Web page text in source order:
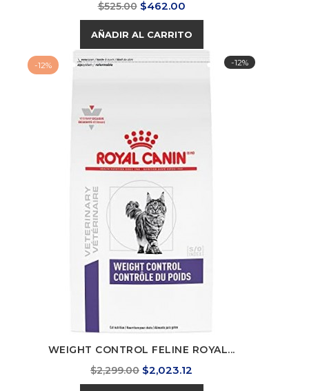
Precio
base
$525.00 Precio
$462.00
AÑADIR AL CARRITO
-12%
-12%
WEIGHT CONTROL FELINE ROYAL...
Precio
base
$2,299.00 Precio
$2,023.12